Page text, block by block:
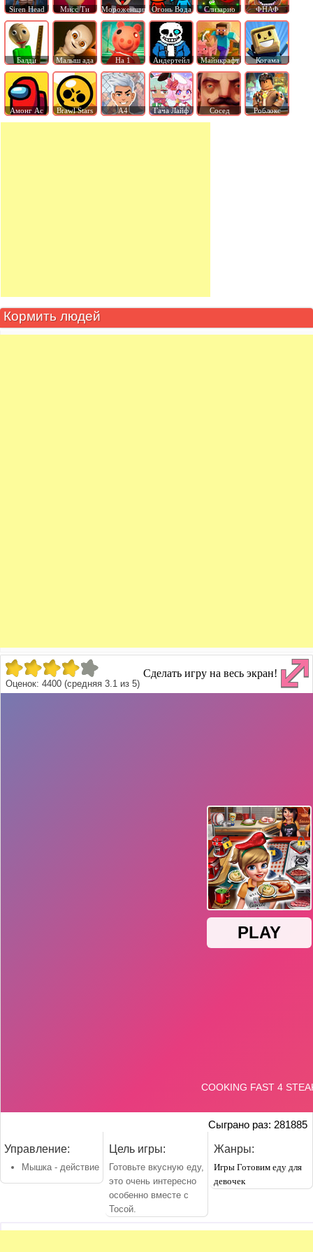
Siren Head Мисс Ти Мороженщик Огонь Вода Слизарио ФНАФ
Балди Малыш ада На 1 Андертейл Майнкрафт Когама
Амонг Ас Brawl Stars А4 Гача Лайф Сосед Роблокс
Кормить людей
Оценок: 4400 (средняя 3.1 из 5)
Сделать игру на весь экран!
Сыграно раз: 281885
Управление:
Мышка - действие
Цель игры:
Готовьте вкусную еду,
это очень интересно
особенно вместе с
Тосой.
Жанры:
Игры Готовим еду для
девочек